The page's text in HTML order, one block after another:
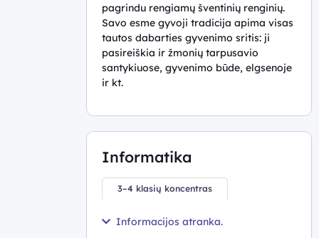
pagrindu rengiamų šventinių renginių.
Savo esme gyvoji tradicija apima visas
tautos dabarties gyvenimo sritis: ji
pasireiškia ir žmonių tarpusavio
santykiuose, gyvenimo būde, elgsenoje
ir kt.
Informatika
3–4 klasių koncentras
Informacijos atranka.